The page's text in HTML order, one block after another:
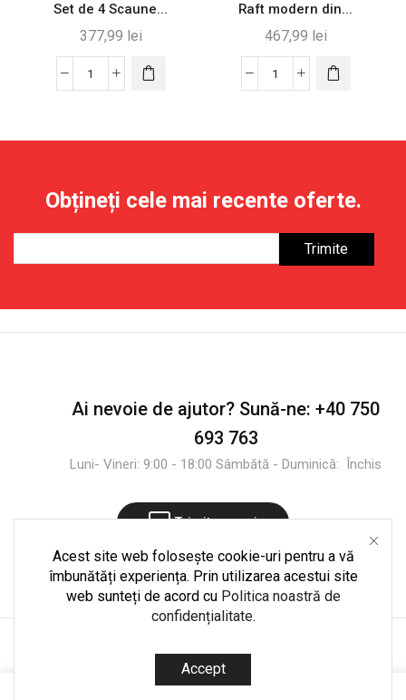
Set de 4 Scaune...
377,99 lei
Cantitate
Pliabile
din
Plastic
Raft modern din...
467,99 lei
Cantitate
cu
5
niveluri
Obțineți cele mai recente oferte.
Ai nevoie de ajutor? Sună-ne: +40 750
693 763
Luni- Vineri: 9:00 - 18:00 Sâmbătă - Duminică: Închis
Trimite mesaj
CultShop.ro. Dezvoltare și mentenanță
codedpro.ro
Acest site web folosește cookie-uri pentru a vă
îmbunătăți experiența. Prin utilizarea acestui site
web sunteți de acord cu Politica noastră de
confidențialitate.
Accept